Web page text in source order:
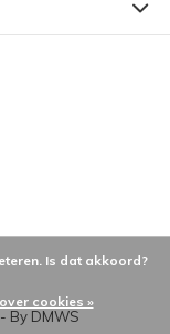
By DMWS
Is dat akkoord?
cookies »